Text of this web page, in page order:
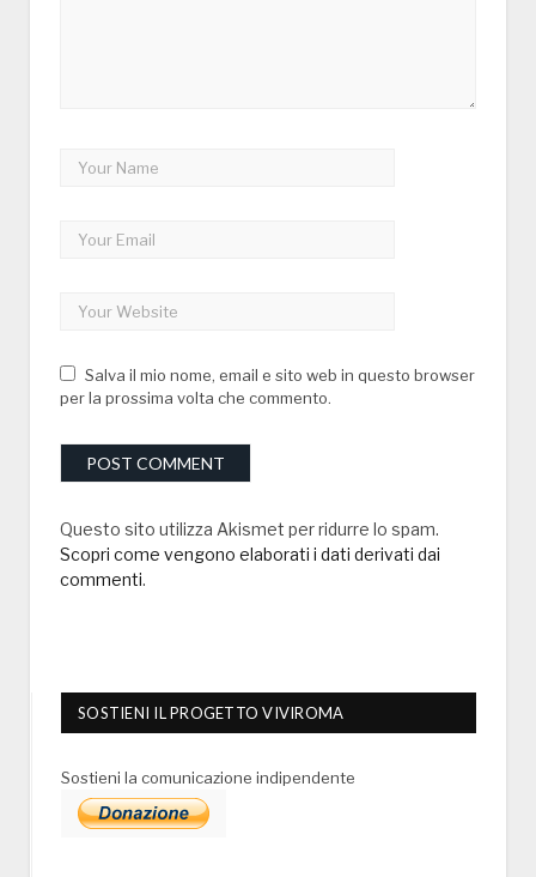
Salva il mio nome, email e sito web in questo browser
per la prossima volta che commento.
Questo sito utilizza Akismet per ridurre lo spam.
Scopri come vengono elaborati i dati derivati dai
commenti.
SOSTIENI IL PROGETTO VIVIROMA
Sostieni la comunicazione indipendente